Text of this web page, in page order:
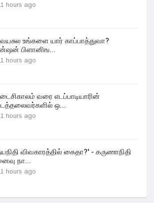
hours ago
உங்களை யார் காப்பாத்துவா?
பிளானிங...
hours ago
வரை எடப்பாடியாரின்
ஒ...
hours ago
விவகாரத்தில் கைதா?' - கருணாநிதி
நா...
hours ago